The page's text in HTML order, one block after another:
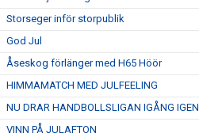
Storseger inför storpublik
God Jul
Åseskog förlänger med H65 Höör
HIMMAMATCH MED JULFEELING
NU DRAR HANDBOLLSLIGAN IGÅNG IGEN
VINN PÅ JULAFTON